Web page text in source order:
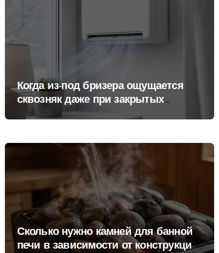
Когда из-под бризера ощущается
сквозняк даже при закрытых
настройках
Сколько нужно камней для банной
печи в зависимости от конструкции